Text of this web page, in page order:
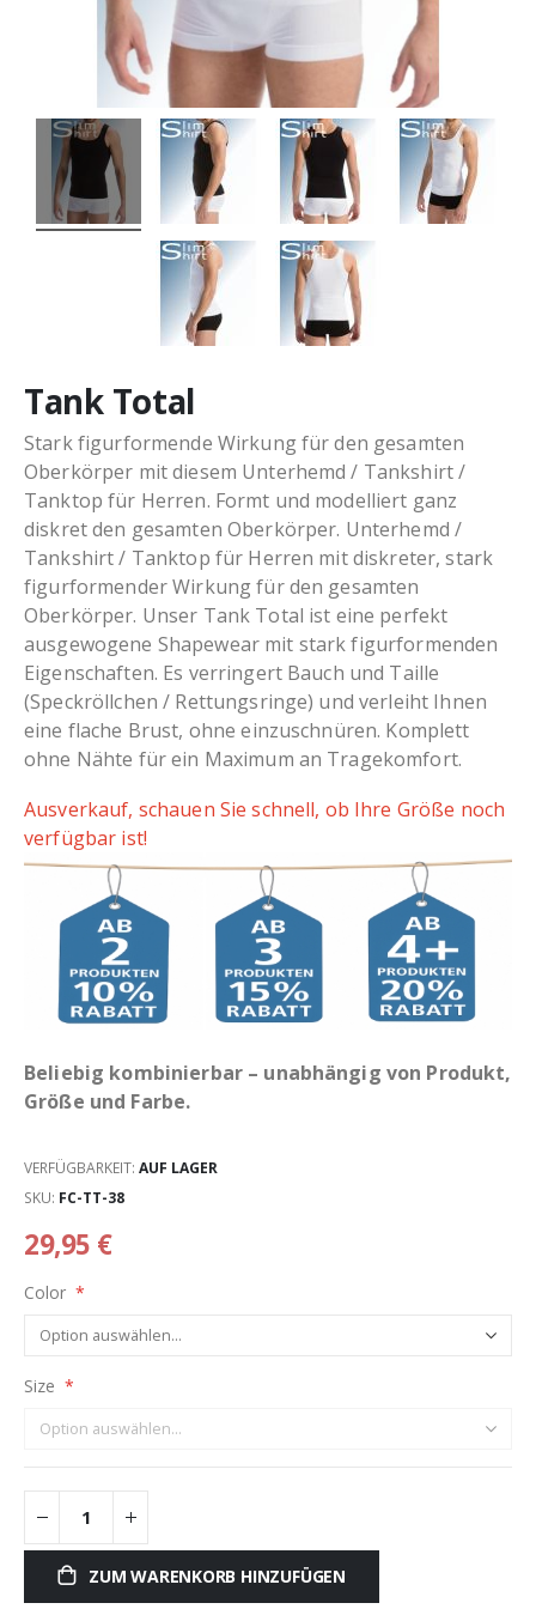
Tank Total
29,95 €
Stark figurformende Wirkung für den gesamten
Oberkörper mit diesem Unterhemd / Tankshirt /
Tanktop für Herren. Formt und modelliert ganz
diskret den gesamten Oberkörper. Unterhemd /
Tankshirt / Tanktop für Herren mit diskreter, stark
figurformender Wirkung für den gesamten
Oberkörper. Unser Tank Total ist eine perfekt
ausgewogene Shapewear mit stark figurformenden
Eigenschaften. Es verringert Bauch und Taille
(Speckröllchen / Rettungsringe) und verleiht Ihnen
eine flache Brust, ohne einzuschnüren. Komplett
ohne Nähte für ein Maximum an Tragekomfort.
Ausverkauf, schauen Sie schnell, ob Ihre Größe noch
verfügbar ist!
Beliebig kombinierbar – unabhängig von Produkt,
Größe und Farbe.
VERFÜGBARKEIT: AUF LAGER
SKU FC-TT-38
Color
Size
ZUM WARENKORB HINZUFÜGEN